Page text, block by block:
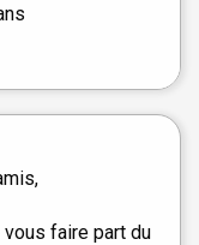
faire part du